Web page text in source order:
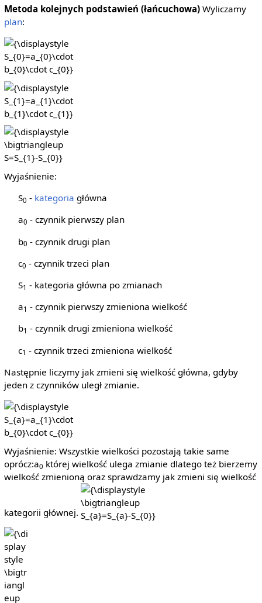
Metoda kolejnych podstawień (łańcuchowa)Wyliczamy
plan:
{\displaystyle
S_{0}=a_{0}\cdot
b_{0}\cdot c_{0}}
{\displaystyle
S_{1}=a_{1}\cdot
b_{1}\cdot c_{1}}
{\displaystyle
\bigtriangleup
S=S_{1}-S_{0}}
Wyjaśnienie:
S0 - kategoria główna
a0 - czynnik pierwszy plan
b0 - czynnik drugi plan
c0 - czynnik trzeci plan
S1 - kategoria główna po zmianach
a1 - czynnik pierwszy zmieniona wielkość
b1 - czynnik drugi zmieniona wielkość
c1 - czynnik trzeci zmieniona wielkość
Następnie liczymy jak zmieni się wielkość główna, gdyby
jeden z czynników uległ zmianie.
{\displaystyle
S_{a}=a_{1}\cdot
b_{0}\cdot c_{0}}
Wyjaśnienie: Wszystkie wielkości pozostają takie same
oprócz:a0 której wielkość ulega zmianie dlatego też bierzemy
wielkość zmienioną oraz sprawdzamy jak zmieni się wielkość
kategorii głównej.
{\displaystyle
\bigtriangleup
S_{a}=S_{a}-
{\displaystyle
\bigtriangleup
S_{a}}